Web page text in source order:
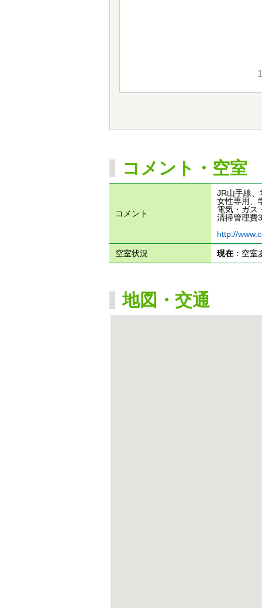
コメント・空室
コメント
JR山手線
女性専用、
電気・ガス
清掃管理費
http://
空室状況 現在：空
地図・交通